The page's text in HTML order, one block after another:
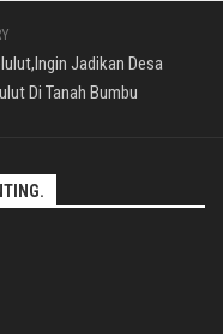
Jadikan Desa
Di Tanah Bumbu